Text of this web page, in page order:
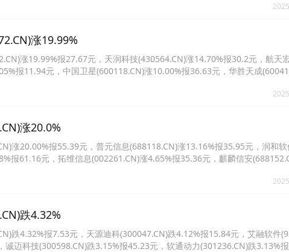
涨19.99%
涨19.99%报27.67元，天润科技(430564.CN)涨14.70%报30.2元，航天
报11.94元，中国卫星(600118.CN)涨10.00%报36.63元，华胜天成
涨20.0%
涨20.00%报55.39元，普元信息(688118.CN)涨13.16%报35.95元，润和
报61.16元，拓维信息(002261.CN)涨4.65%报35.36元，麒麟信安
跌4.32%
跌4.32%报7.53元，天源迪科(300047.CN)跌4.12%报15.84元，艾融软件
迈科技(300598.CN)跌3.15%报45.23元，软通动力(301236.CN)跌3.13%